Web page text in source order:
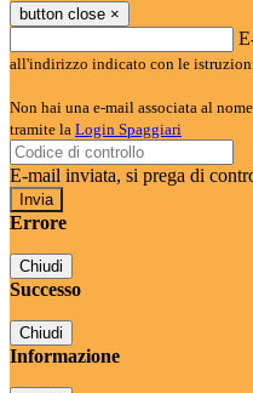
button close ×
all'indirizzo indicato con le
Non hai una e-mail associata al
tramite la Login Spaggiari
E-mail inviata, si prega di
Errore
Chiudi
Successo
Chiudi
Informazione